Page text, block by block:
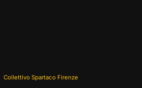
Collettivo Spartaco Firenze